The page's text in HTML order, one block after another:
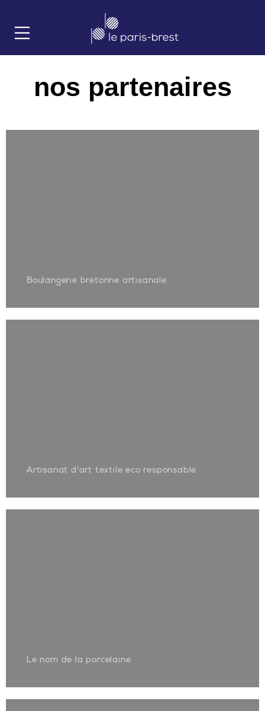
nos partenaires
Boulangerie bretonne artisanale
Artisanat d'art textile éco responsable
Le nom de la porcelaine